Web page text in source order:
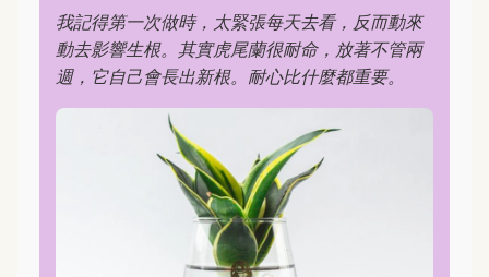
我記得第一次做時，太緊張每天去看，反而動來
動去影響生根。其實虎尾蘭很耐命，放著不管兩
週，它自己會長出新根。耐心比什麼都重要。